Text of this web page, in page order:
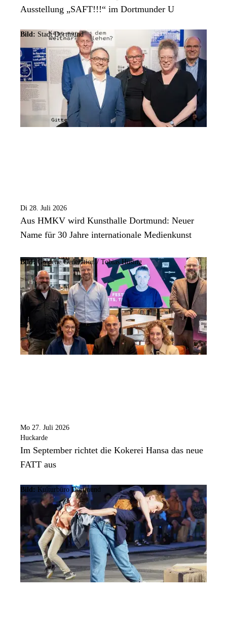
Ausstellung „SAFT!!!“ im Dortmunder U
Bild: Stadt Dortmund
Di 28. Juli 2026
Aus HMKV wird Kunsthalle Dortmund: Neuer
Name für 30 Jahre internationale Medienkunst
Bild: Goldene Generation / Tobias Hüsing
Mo 27. Juli 2026
Huckarde
Im September richtet die Kokerei Hansa das neue
FATT aus
Bild: Kulturbüro Dortmund